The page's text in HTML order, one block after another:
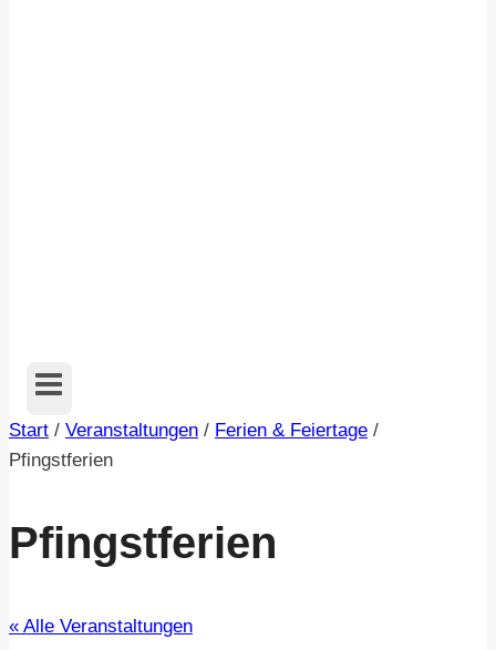
Start / Veranstaltungen / Ferien & Feiertage /
Pfingstferien
Pfingstferien
« Alle Veranstaltungen